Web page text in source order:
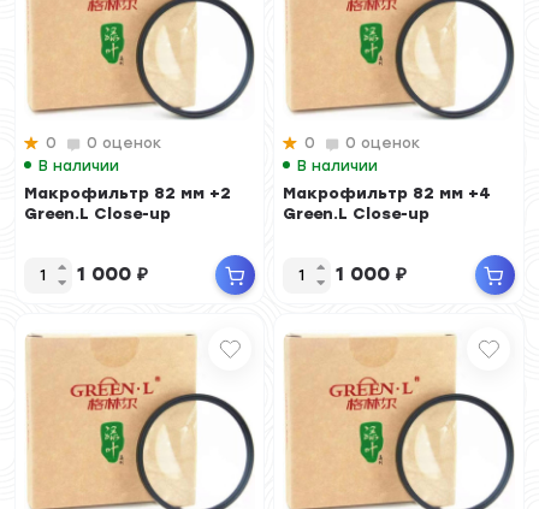
0
0 оценок
В наличии
Макрофильтр 82 мм +2
Green.L Close-up
1 000 ₽
0
0 оценок
В наличии
Макрофильтр 82 мм +4
Green.L Close-up
1 000 ₽